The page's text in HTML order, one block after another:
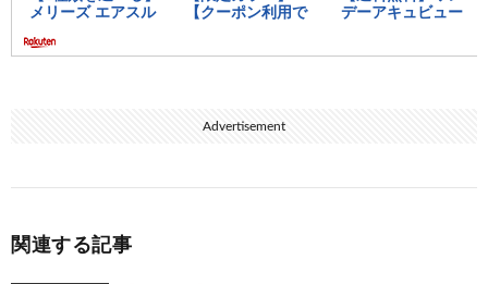
Advertisement
関連する記事